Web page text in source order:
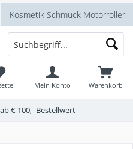
Kosmetik Schmuck Motorroller
Warenkorb
Mein Konto
€ 100,- Bestellwert